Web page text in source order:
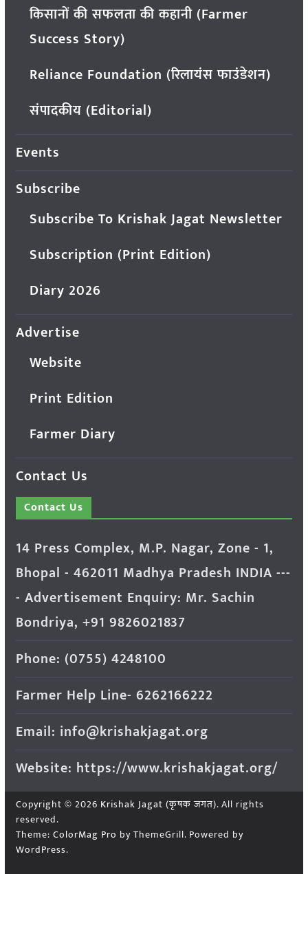
किसानों की सफलता की कहानी (Farmer
Success Story)
Reliance Foundation (रिलायंस फाउंडेशन)
संपादकीय (Editorial)
Events
Subscribe
Subscribe To Krishak Jagat Newsletter
Subscription (Print Edition)
Diary 2026
Advertise
Website
Print Edition
Farmer Diary
Contact Us
Contact Us
14 Press Complex, M.P. Nagar, Zone - 1,
Bhopal - 462011 Madhya Pradesh INDIA ---
- Advertisement Enquiry: Mr. Sachin
Bondriya, +91 9826021837
Phone: (0755) 4248100
Farmer Help Line- 6262166222
Email: info@krishakjagat.org
Website: https://www.krishakjagat.org/
Copyright © 2026 Krishak Jagat (कृषक जगत). All rights
reserved.
Theme: ColorMag Pro by ThemeGrill. Powered by
WordPress.